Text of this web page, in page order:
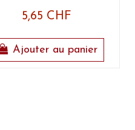
5,65 CHF
Ajouter au panier